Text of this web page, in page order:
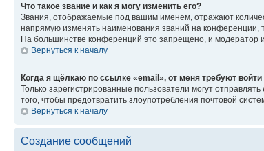
Что такое звание и как я могу изменить его?
Звания, отображаемые под вашим именем, отражают
напрямую изменять наименования званий на конференции,
На большинстве конференций это запрещено, и модератор
Вернуться к началу
Когда я щёлкаю по ссылке «email», от меня требуют
Только зарегистрированные пользователи могут
того, чтобы предотвратить злоупотребления почтовой
Вернуться к началу
Создание сообщений